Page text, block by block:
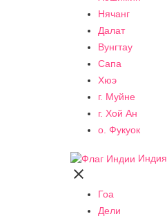
Нячанг
Далат
Вунгтау
Сапа
Хюэ
г. Муйне
г. Хой Ан
о. Фукуок
Индия

Гоа
Дели